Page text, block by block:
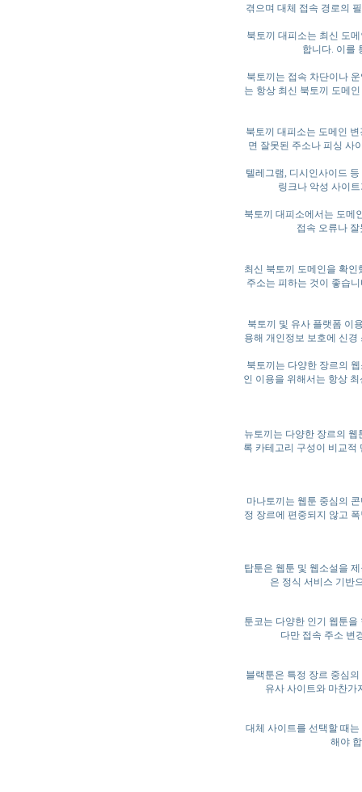
겪으며 대체 접속 경로의
북토끼 대피소는 최신 도
합니다. 이를
북토끼는 접속 차단이나
는 항상 최신 북토끼 도메
북토끼 대피소는 도메인
면 잘못된 주소나 피싱 사
텔레그램, 디시인사이드
링크나 악성 사이
북토끼 대피소에서는 도메
접속 오류나
최신 북토끼 도메인을 확
주소는 피하는 것이 좋습
북토끼 및 유사 플랫폼 이
용해 개인정보 보호에 신
북토끼는 다양한 장르의
인 이용을 위해서는 항상
뉴토끼는 다양한 장르의
록 카테고리 구성이 비교적
마나토끼는 웹툰 중심의
정 장르에 편중되지 않고
탑툰은 웹툰 및 웹소설을
은 정식 서비스 기반
툰코는 다양한 인기 웹툰
다만 접속 주소 변
블랙툰은 특정 장르 중심
유사 사이트와 마찬가
대체 사이트를 선택할 때
해야